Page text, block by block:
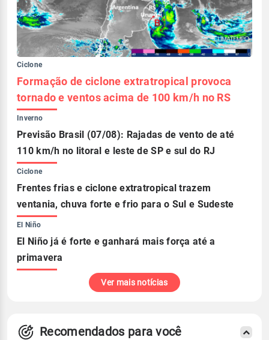
Ciclone
Formação de ciclone extratropical provoca
tornado e ventos acima de 100 km/h no RS
Inverno
Previsão Brasil (07/08): Rajadas de vento de até
110 km/h no litoral e leste de SP e sul do RJ
Ciclone
Frentes frias e ciclone extratropical trazem
ventania, chuva forte e frio para o Sul e Sudeste
El Niño
El Niño já é forte e ganhará mais força até a
primavera
Ver mais notícias
Recomendados para você